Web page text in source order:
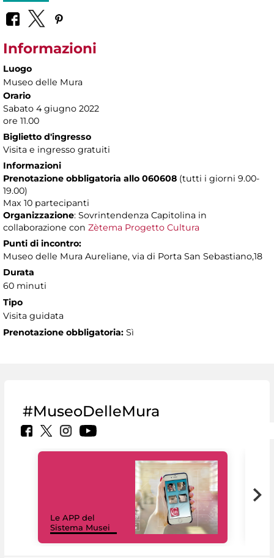
Informazioni
Luogo
Museo delle Mura
Orario
Sabato 4 giugno 2022
ore 11.00
Biglietto d'ingresso
Visita e ingresso gratuiti
Informazioni
Prenotazione obbligatoria allo 060608 (tutti i giorni 9.00-
19.00)
Max 10 partecipanti
Organizzazione: Sovrintendenza Capitolina in
collaborazione con Zètema Progetto Cultura
Punti di incontro:
Museo delle Mura Aureliane, via di Porta San Sebastiano,18
Durata
60 minuti
Tipo
Visita guidata
Prenotazione obbligatoria: Sì
#MuseoDelleMura
Le APP del
Sistema Musei